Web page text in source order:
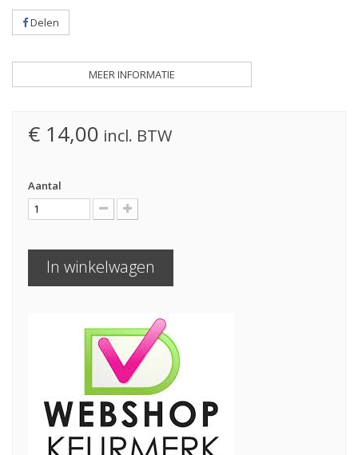
Delen
MEER INFORMATIE
€ 14,00 incl. BTW
Aantal
In winkelwagen